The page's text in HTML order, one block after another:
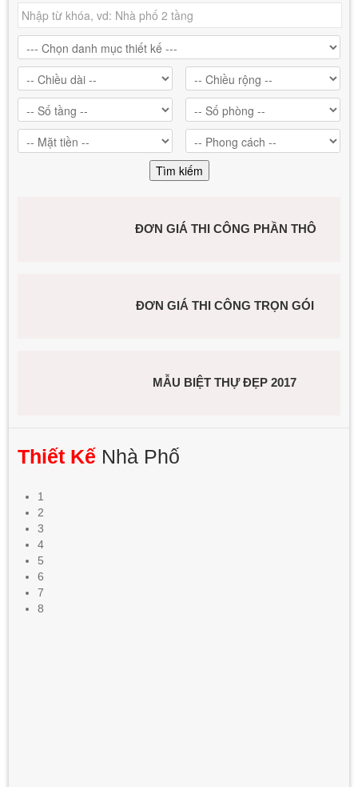
ĐƠN GIÁ THI CÔNG PHẦN THÔ
ĐƠN GIÁ THI CÔNG TRỌN GÓI
MẪU BIỆT THỰ ĐẸP 2017
Thiết Kế Nhà Phố
1
2
3
4
5
6
7
8